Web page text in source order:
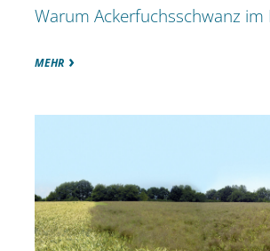
Warum Ackerfuchsschwanz im
MEHR